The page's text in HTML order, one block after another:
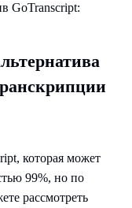
GoTranscript:
которая может
99%, но по
рассмотреть